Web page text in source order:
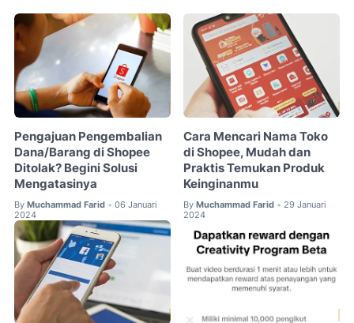
Pengajuan Pengembalian
Dana/Barang di Shopee
Ditolak? Begini Solusi
Mengatasinya
By Muchammad Farid • 06 Januari
2024
Cara Mencari Nama Toko
di Shopee, Mudah dan
Praktis Temukan Produk
Keinginanmu
By Muchammad Farid • 29 Januari
2024